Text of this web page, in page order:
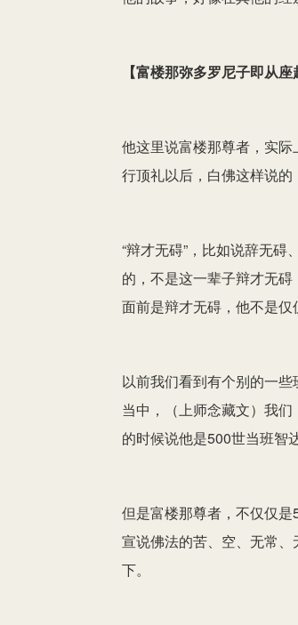
【富楼那弥多罗尼子即从
他这里说富楼那尊者，实
行顶礼以后，白佛这样说的
“辩才无碍”，比如说辞无
的，不是这一辈子辩才无
面前是辩才无碍，他不是仅
以前我们看到有个别的一
当中，（上师念藏文）我
的时候说他是500世当班智达
但是富楼那尊者，不仅仅
宣说佛法的苦、空、无常
下。